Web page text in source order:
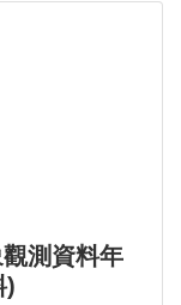
測資料年
)